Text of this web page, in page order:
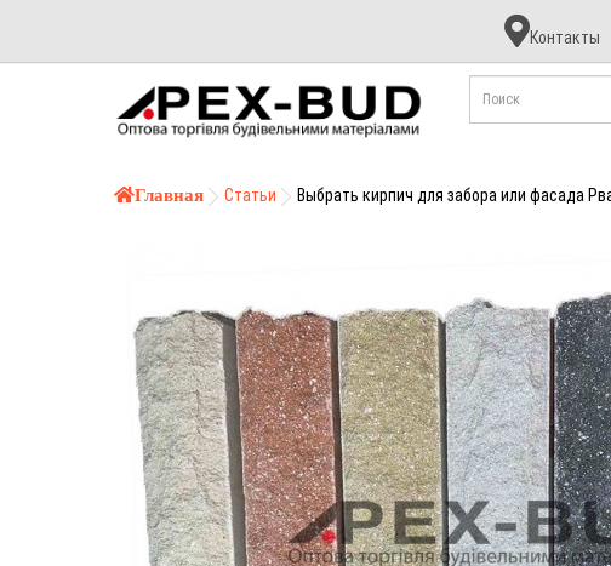
Контакт
Апекс-
Буд
Контакты
Главная Статьи Выбрать кирпич для забора или фасада